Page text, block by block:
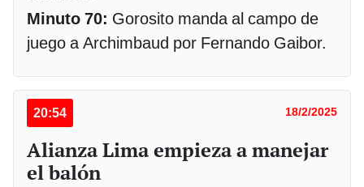
Minuto 70: Gorosito manda al campo de
juego a Archimbaud por Fernando Gaibor.
20:54 18/2/2025
Alianza Lima empieza a manejar
el balón